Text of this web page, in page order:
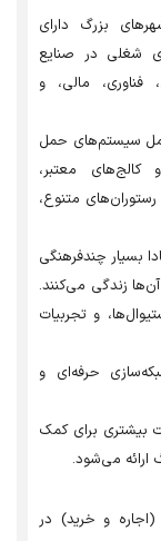
دارای
در صنایع
مالی، و
حمل
معتبر،
متنوع،
می‌کنند.
و تجربیات
و
برای کمک
خرید) در